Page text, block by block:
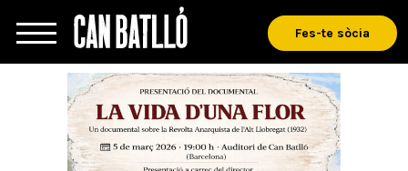
Fes-te sòcia